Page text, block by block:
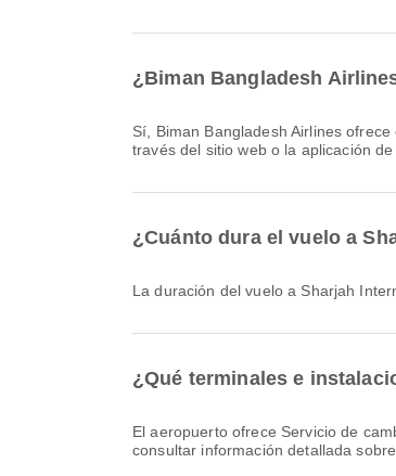
¿Biman Bangladesh
Sí, Biman Bangladesh Airlines ofrece check-in en línea para vuelos a Sharjah International Airport, lo que le permite realizar el check-in de su vuelo de manera cómoda a
través del sitio web o la aplicación
¿Cuánto dura el vuelo a
La duración del vuelo a Sharjah
¿Qué terminales e
El aeropuerto ofrece Servicio de cambio de divisas, Alquiler de coches, Silla de ruedas y muchas otras comodidades para mejorar tu experiencia de viaje. Puedes
consultar información detallada